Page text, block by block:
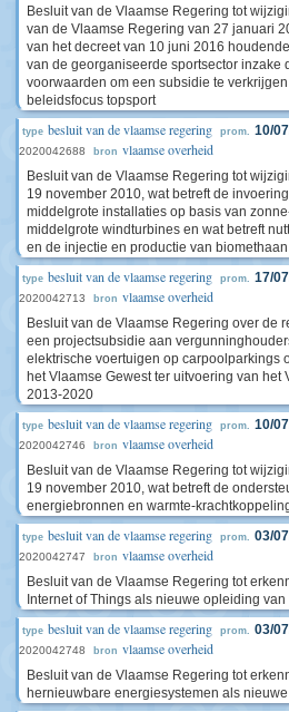
Besluit van de Vlaamse Regering tot
van de Vlaamse Regering van 27 januari
van het decreet van 10 juni 2016
van de georganiseerde sportsector inzake
voorwaarden om een subsidie te
beleidsfocus topsport
type besluit van de vlaamse regering prom. 10/
2020042688 bron vlaamse overheid
Besluit van de Vlaamse Regering tot
19 november 2010, wat betreft de
middelgrote installaties op basis van
middelgrote windturbines en wat betreft
en de injectie en productie van biomethaan
type besluit van de vlaamse regering prom. 17/
2020042713 bron vlaamse overheid
Besluit van de Vlaamse Regering over de
een projectsubsidie aan
elektrische voertuigen op carpoolparkings
het Vlaamse Gewest ter uitvoering van
2013-2020
type besluit van de vlaamse regering prom. 10/
2020042746 bron vlaamse overheid
Besluit van de Vlaamse Regering tot
19 november 2010, wat betreft de
energiebronnen en warmte-
type besluit van de vlaamse regering prom. 03/
2020042747 bron vlaamse overheid
Besluit van de Vlaamse Regering tot
Internet of Things als nieuwe opleiding
type besluit van de vlaamse regering prom. 03/
2020042748 bron vlaamse overheid
Besluit van de Vlaamse Regering tot
hernieuwbare energiesystemen als